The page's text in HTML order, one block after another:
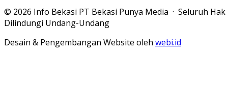
© 2026 Info Bekasi PT Bekasi Punya Media · Seluruh Hak
Dilindungi Undang-Undang
Desain & Pengembangan Website oleh webi.id